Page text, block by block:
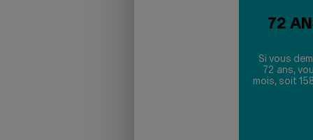
72
Si vous
72 ans,
mois, soit